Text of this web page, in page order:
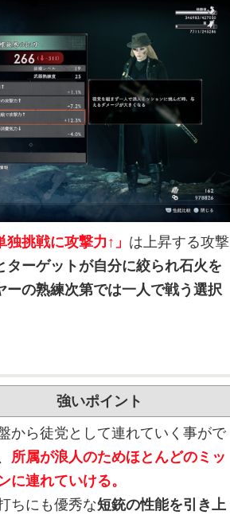
独挑戦に攻撃力↑」 は上昇する攻撃
ターゲットが自分に絞られ石火を
の熟練次第では一人で戦う選択
強いポイント
から徒党として連れていく事がで
所属が浪人のためほとんどのミッ
に連れていける。
ちにも優秀な短銃の性能を引き上